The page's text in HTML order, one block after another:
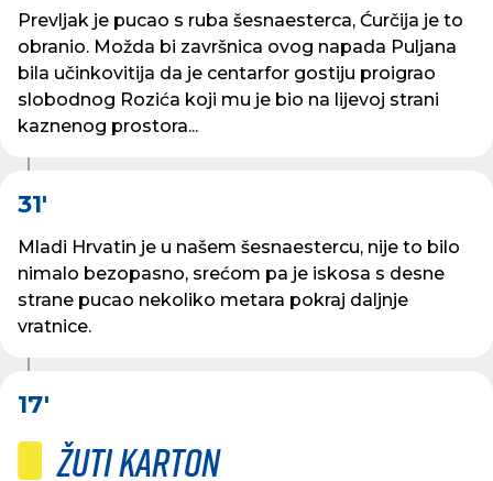
Prevljak je pucao s ruba šesnaesterca, Ćurčija je to
obranio. Možda bi završnica ovog napada Puljana
bila učinkovitija da je centarfor gostiju proigrao
slobodnog Rozića koji mu je bio na lijevoj strani
kaznenog prostora...
31'
Mladi Hrvatin je u našem šesnaestercu, nije to bilo
nimalo bezopasno, srećom pa je iskosa s desne
strane pucao nekoliko metara pokraj daljnje
vratnice.
17'
Žuti karton